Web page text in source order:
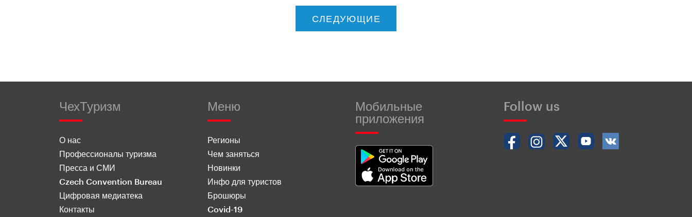
СЛЕДУЮЩИЕ
ЧехТуризм
О нас
Профессионалы туризма
Пресса и СМИ
Czech Convention Bureau
Цифровая медиатека
Контакты
Меню
Регионы
Чем заняться
Новинки
Инфо для туристов
Брошюры
Covid-19
Мобильные
приложения
Follow us